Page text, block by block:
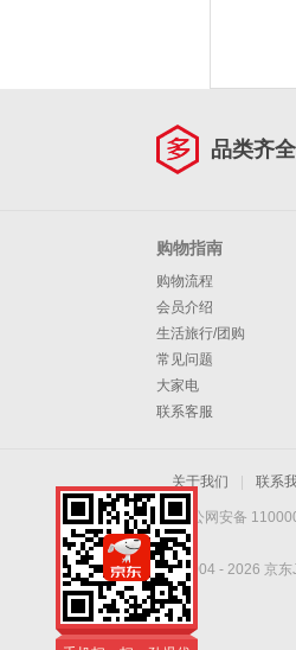
品类齐
购物指南
购物流程
会员介绍
生活旅行/团购
常见问题
大家电
联系客服
关于我们 联系
京公网安备
Copyright © 2004 - 2026 京
手机扫一扫，劲爆优
惠触手可得！